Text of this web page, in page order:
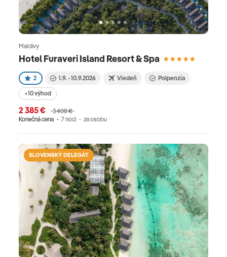
Hotel Furaveri Island Resort & Spa
Maldivy
2 1.9. - 10.9.2026 Viedeň Polpenzia
+10 výhod
2 385 €
3 408 €
Konečná cena
7 nocí za osobu
SLOVENSKÝ DELEGÁT